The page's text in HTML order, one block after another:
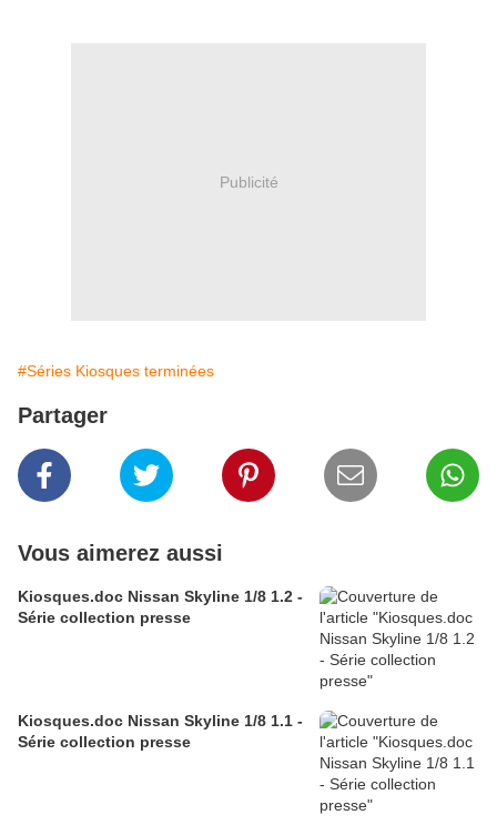
Publicité
#Séries Kiosques terminées
Partager
Vous aimerez aussi
Kiosques.doc Nissan Skyline 1/8 1.2 -
Série collection presse
Kiosques.doc Nissan Skyline 1/8 1.1 -
Série collection presse